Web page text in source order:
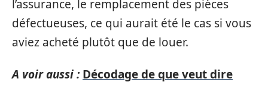
l’assurance, le remplacement des pièces
défectueuses, ce qui aurait été le cas si vous
aviez acheté plutôt que de louer.
A voir aussi : Décodage de que veut dire